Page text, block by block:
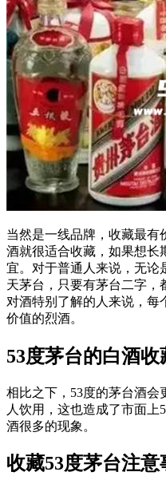
当然是一线品牌，收藏最有
酒就很适合收藏，如果想长
宜。对于普通人来说，无论
天茅台，只要有茅台二字，
对酒特别了解的人来说，每
价值的烈酒。
53度茅台的白酒收
相比之下，53度的茅台酒会
人饮用，这也造成了市面上
酒很多的现象。
收藏53度茅台注意